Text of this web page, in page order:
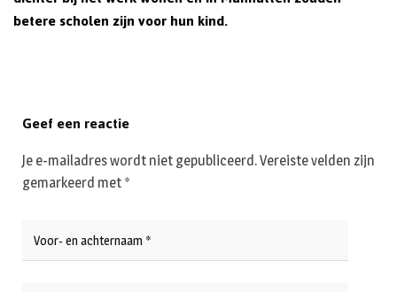
betere scholen zijn voor hun kind.
Geef een reactie
Je e-mailadres wordt niet gepubliceerd.Vereiste velden zijn
gemarkeerd met *